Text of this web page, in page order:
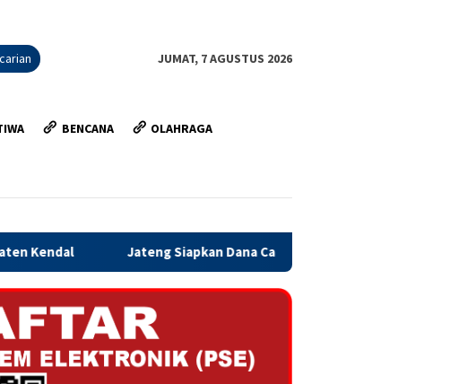
JUMAT, 7 AGUSTUS 2026
BENCANA OLAHRAGA
Siapkan Dana Cadangan Rp1,2 Triliun untuk Pilgub 2029, Disisihkan